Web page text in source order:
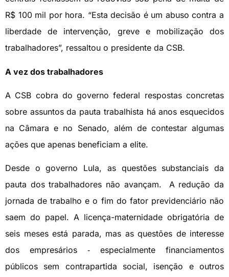
R$ 100 mil por hora. “Esta decisão é um abuso contra a
liberdade de intervenção, greve e mobilização dos
trabalhadores”, ressaltou o presidente da CSB.
A vez dos trabalhadores
A CSB cobra do governo federal respostas concretas
sobre assuntos da pauta trabalhista há anos esquecidos
na Câmara e no Senado, além de contestar algumas
ações que apenas beneficiam a elite.
Desde o governo Lula, as questões substanciais da
pauta dos trabalhadores não avançam. A redução da
jornada de trabalho e o fim do fator previdenciário não
saem do papel. A licença-maternidade obrigatória de
seis meses está parada, mas as questões de interesse
dos empresários ‑ especialmente financiamentos
públicos sem contrapartida social, isenção e outros